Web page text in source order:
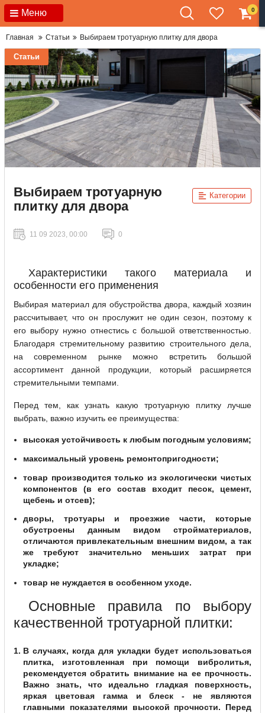
Меню 0
Главная Статьи Выбираем тротуарную плитку для двора
Статьи
Выбираем тротуарную
плитку для двора
Категории
11 09 2023, 00:00 0
Характеристики такого материала и
особенности его применения
Выбирая материал для обустройства двора, каждый хозяин
рассчитывает, что он прослужит не один сезон, поэтому к
его выбору нужно отнестись с большой ответственностью.
Благодаря стремительному развитию строительного дела,
на современном рынке можно встретить большой
ассортимент данной продукции, который расширяется
стремительными темпами.
Перед тем, как узнать какую тротуарную плитку лучше
выбрать, важно изучить ее преимущества:
высокая устойчивость к любым погодным условиям;
максимальный уровень ремонтопригодности;
товар производится только из экологически чистых
компонентов (в его состав входит песок, цемент,
щебень и отсев);
дворы, тротуары и проезжие части, которые
обустроены данным видом стройматериалов,
отличаются привлекательным внешним видом, а так
же требуют значительно меньших затрат при
укладке;
товар не нуждается в особенном уходе.
Основные правила по выбору
качественной тротуарной плитки:
В случаях, когда для укладки будет использоваться
плитка, изготовленная при помощи вибролитья,
рекомендуется обратить внимание на ее прочность.
Важно знать, что идеально гладкая поверхность,
яркая цветовая гамма и блеск - не являются
главными показателями высокой прочности. Перед